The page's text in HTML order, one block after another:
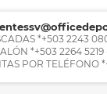
*+503 2243
*+503 2264
POR TELÉFONO